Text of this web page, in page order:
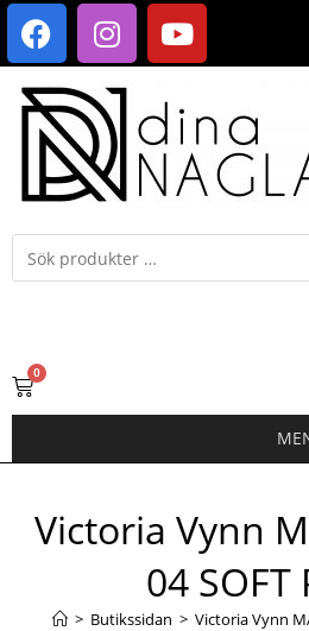
0
Victoria Vynn
04 SOFT
> Butikssidan > Victoria Vynn